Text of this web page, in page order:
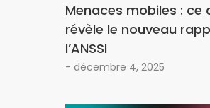
Menaces mobiles : ce
révèle le nouveau
l’ANSSI
- décembre 4, 2025